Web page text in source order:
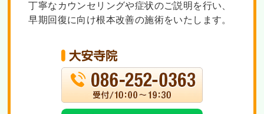
丁寧なカウンセリングや症状のご説明を行い、
早期回復に向け根本改善の施術をいたします。